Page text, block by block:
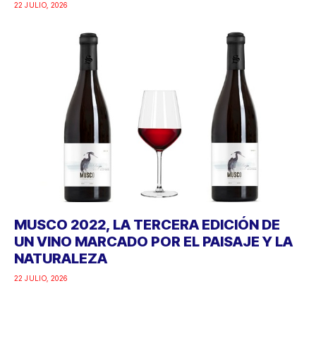
22 JULIO, 2026
MUSCO 2022, LA TERCERA EDICIÓN DE
UN VINO MARCADO POR EL PAISAJE Y LA
NATURALEZA
22 JULIO, 2026